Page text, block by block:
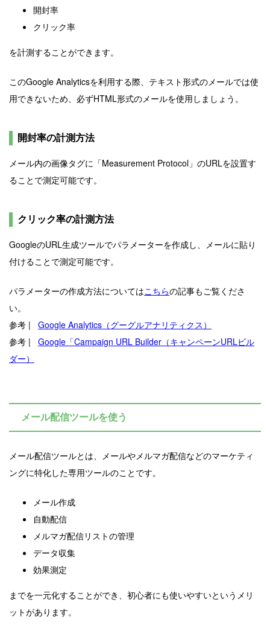
開封率
クリック率
を計測することができます。
このGoogle Analyticsを利用する際、テキスト形式のメールでは使
用できないため、必ずHTML形式のメールを使用しましょう。
開封率の計測方法
メール内の画像タグに「Measurement Protocol」のURLを設置す
ることで測定可能です。
クリック率の計測方法
GoogleのURL生成ツールでパラメーターを作成し、メールに貼り
付けることで測定可能です。
パラメーターの作成方法についてはこちらの記事もご覧くださ
い。
参考 | Google Analytics（グーグルアナリティクス）
参考 |
Google「Campaign URL Builder（キャンペーンURLビル
ダー）
メール配信ツールを使う
メール配信ツールとは、メールやメルマガ配信などのマーケティ
ングに特化した専用ツールのことです。
メール作成
自動配信
メルマガ配信リストの管理
データ収集
効果測定
までを一元化することができ、初心者にも使いやすいというメリ
ットがあります。